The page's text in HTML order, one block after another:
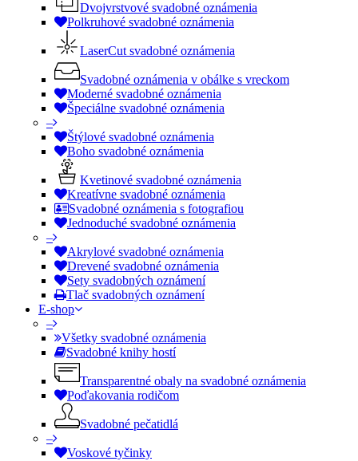
Dvojvrstvové svadobné oznámenia
Polkruhové svadobné oznámenia
LaserCut svadobné oznámenia
Svadobné oznámenia v obálke s vreckom
Moderné svadobné oznámenia
Špeciálne svadobné oznámenia
–
Štýlové svadobné oznámenia
Boho svadobné oznámenia
Kvetinové svadobné oznámenia
Kreatívne svadobné oznámenia
Svadobné oznámenia s fotografiou
Jednoduché svadobné oznámenia
–
Akrylové svadobné oznámenia
Drevené svadobné oznámenia
Sety svadobných oznámení
Tlač svadobných oznámení
E-shop
–
Všetky svadobné oznámenia
Svadobné knihy hostí
Transparentné obaly na svadobné oznámenia
Poďakovania rodičom
Svadobné pečatidlá
–
Voskové tyčinky